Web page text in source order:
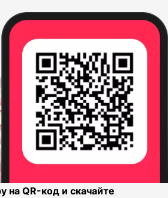
на QR-код и скачайте